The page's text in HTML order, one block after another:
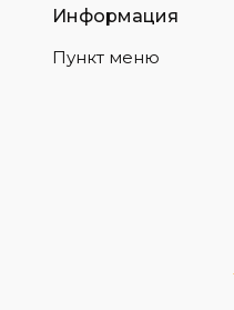
Информация
Пункт меню